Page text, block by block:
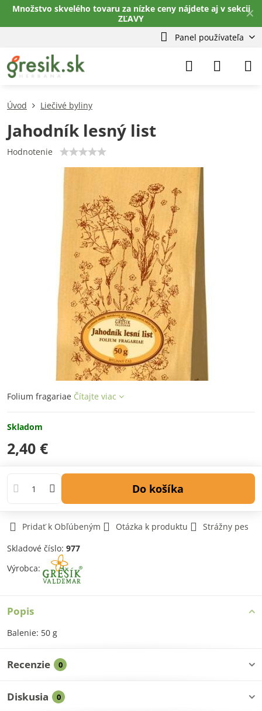
✕
Množstvo skvelého tovaru za nízke ceny nájdete aj v sekcii
ZĽAVY
Panel používateľa
Úvod Liečivé byliny
Jahodník lesný list
Hodnotenie
Folium fragariae Čítajte viac
Skladom
2,40 €
Do košíka
Pridať k Obľúbeným Otázka k produktu
Strážny pes
Skladové číslo: 977
Výrobca:
Popis
Balenie: 50 g
Recenzie 0
Diskusia 0